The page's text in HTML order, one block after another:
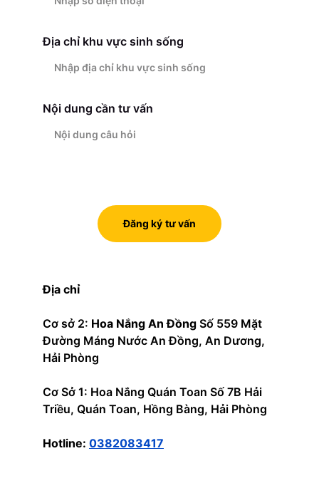
Địa chỉ khu vực sinh sống
Nội dung cần tư vấn
Đăng ký tư vấn
Địa chỉ
Cơ sở 2: Hoa Nắng An Đồng Số 559 Mặt
Đường Máng Nước An Đồng, An Dương,
Hải Phòng
Cơ Sở 1: Hoa Nắng Quán Toan Số 7B Hải
Triều, Quán Toan, Hồng Bàng, Hải Phòng
Hotline: 0382083417